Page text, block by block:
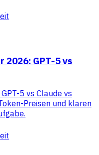
2026: GPT-5 vs
5 vs Claude vs
Preisen und klaren